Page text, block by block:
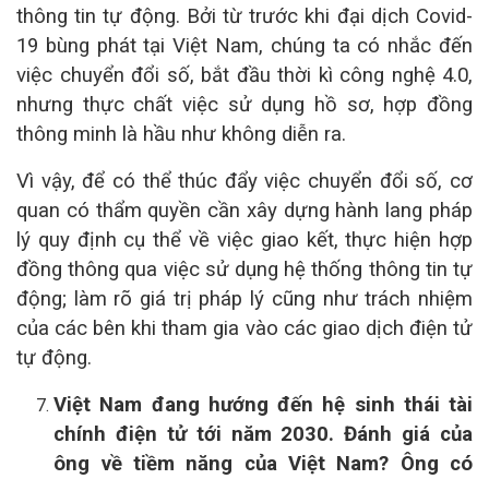
thông tin tự động. Bởi từ trước khi đại dịch Covid-
19 bùng phát tại Việt Nam, chúng ta có nhắc đến
việc chuyển đổi số, bắt đầu thời kì công nghệ 4.0,
nhưng thực chất việc sử dụng hồ sơ, hợp đồng
thông minh là hầu như không diễn ra.
Vì vậy, để có thể thúc đẩy việc chuyển đổi số, cơ
quan có thẩm quyền cần xây dựng hành lang pháp
lý quy định cụ thể về việc giao kết, thực hiện hợp
đồng thông qua việc sử dụng hệ thống thông tin tự
động; làm rõ giá trị pháp lý cũng như trách nhiệm
của các bên khi tham gia vào các giao dịch điện tử
tự động.
Việt Nam đang hướng đến hệ sinh thái tài
chính điện tử tới năm 2030. Đánh giá của
ông về tiềm năng của Việt Nam? Ông có